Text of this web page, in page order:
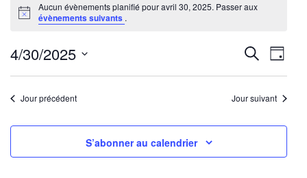
for
avril
30,
2025
Notice
Aucun évènements planifié pour avril 30, 2025. Passer aux
évènements suivants .
et
de
vues
Recherche
de
Jour
4/30/2025
Sélectionnez
uneJour précédent Jour suivant
S’abonner au calendrier